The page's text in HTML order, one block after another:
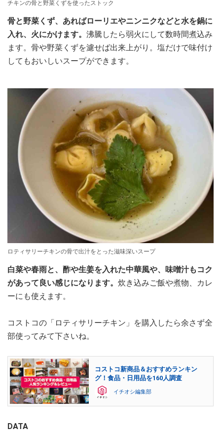
チキンの骨と野菜くずを使ったストック
骨と野菜くず、あればローリエやニンニクなどと水を鍋に
入れ、火にかけます。 沸騰したら弱火にして数時間煮込み
ます。骨や野菜くずを濾せば出来上がり。塩だけで味付け
してもおいしいスープができます。
ロティサリーチキンの骨で出汁をとった滋味深いスープ
白菜や春雨と、酢や生姜を入れた中華風や、味噌汁もコク
があって良い感じになります。 炊き込みご飯や煮物、カレ
ーにも使えます。
コストコの「ロティサリーチキン」を購入したら余さず全
部使ってみて下さいね。
コストコ新商品＆おすすめランキン
グ！食品・日用品を160人調査
イチオシ編集部
DATA